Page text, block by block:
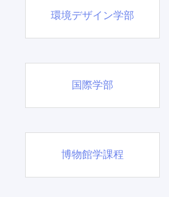
環境デザイン学部
国際学部
博物館学課程